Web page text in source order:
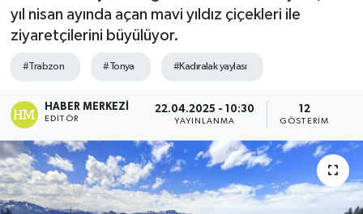
yıl nisan ayında açan mavi yıldız çiçekleri ile
ziyaretçilerini büyülüyor.
#Trabzon #Tonya #Kadıralak yaylası
HABER MERKEZI
EDITÖR
22.04.2025 - 10:30
YAYINLANMA
12
GÖSTERIM
Son Dakika Haberleri
Haber Arşivi